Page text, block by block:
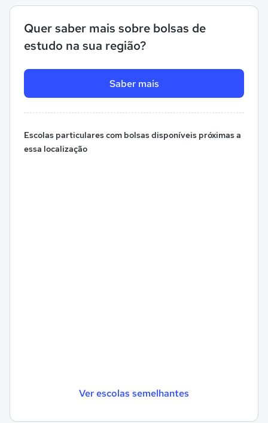
Quer saber mais sobre bolsas de
estudo na sua região?
Saber mais
Escolas particulares com bolsas disponíveis próximas a
essa localização
Ver escolas semelhantes